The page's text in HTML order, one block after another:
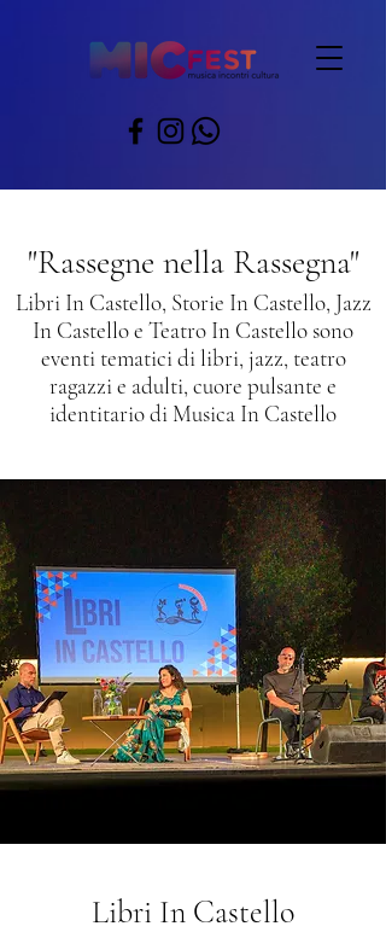
"Rassegne nella Rassegna"
Libri In Castello, Storie In Castello, Jazz
In Castello e Teatro In Castello sono
eventi tematici di libri, jazz, teatro
ragazzi e adulti, cuore pulsante e
identitario di Musica In Castello
Libri In Castello